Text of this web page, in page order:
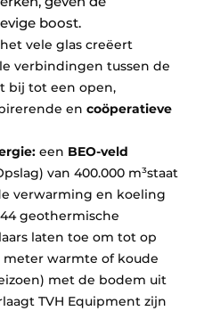
boost.
het vele glas creëert
verbindingen tussen de
bij tot een open,
en coöperatieve
een BEO-veld
van 400.000 m³staat
verwarming en koeling
geothermische
laten toe om tot op
meter warmte of koude
met de bodem uit
TVH Equipment zijn